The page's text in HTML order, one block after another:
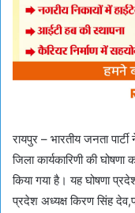
रायपुर – भारतीय जनता
जिला कार्यकारिणी की
किया गया है। यह घोषणा
प्रदेश अध्यक्ष किरण सिंह